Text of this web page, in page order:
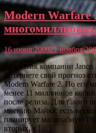
Modern Warfare
16 июня 200921 ноября
Аналитик компании
интернете свой прогноз
Modern Warfare 2. По его
менее 11 миллионов
после релиза. Для такого
мнению Майка, есть
планирует масштабную
вторых, у […]